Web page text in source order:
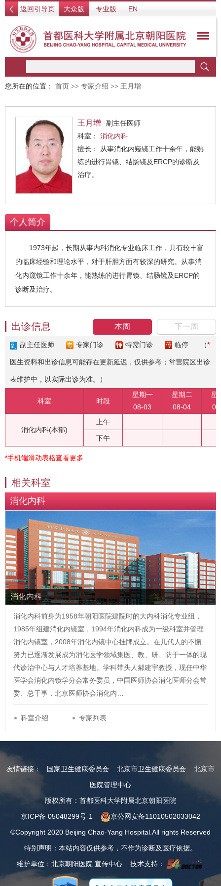
返回引导页 大众版 专业版 EN
您所在的位置： 首页 >> 专家介绍 >> 王月增
王月增
副主任医师
科室： 消化内科
擅长： 从事消化内窥镜工作十余年，能熟
练的进行胃镜、结肠镜及ERCP的诊断及
治疗。
个人简介
1973年起，长期从事内科消化专业临床工作，具有较丰富
的临床经验和理论水平，对于肝胆方面有较深的研究。从事消
化内窥镜工作十余年，能熟练的进行胃镜、结肠镜及ERCP的
诊断及治疗。
本周 下一周
出诊信息
副主任医师 专家门诊 特需门诊 临停 （*
医生资料和出诊信息可能存在更新延迟，仅供参考；常营院区出诊
表维护中，以实际出诊为准。）
科室 时段
星期一
08-03
星期二
08-04
星
消化内科(本部)
上午
下午
*手机端滑动表格查看更多
相关科室
消化内科
消化内科
消化内科前身为1958年朝阳医院建院时的大内科消化专业组，
1985年组建消化内镜室，1994年消化内科成为一级科室并管理
消化内镜室，2008年消化内镜中心挂牌成立。在几代人的不懈
努力已逐渐发展成为消化医学领域集医、教、研、防于一体的现
代诊治中心与人才培养基地。学科带头人郝建宇教授，现任中华
医学会消化内镜学分会常务委员，中国医师协会消化医师分会常
委、总干事，北京医师协会消化内…
科室介绍 专家列表
友情链接： 国家卫生健康委员会 北京市卫生健康委员会
北京市
医院管理中心
版权所有：首都医科大学附属北京朝阳医院
京ICP备 05048299号-1
京公网安备11010502033042
©Copyright 2020 Beijing Chao-Yang Hospital.All rights Reserved
特别声明：本站内容仅供参考，不作为诊断及医疗依据。
维护单位：北京朝阳医院 宣传中心 技术支持：